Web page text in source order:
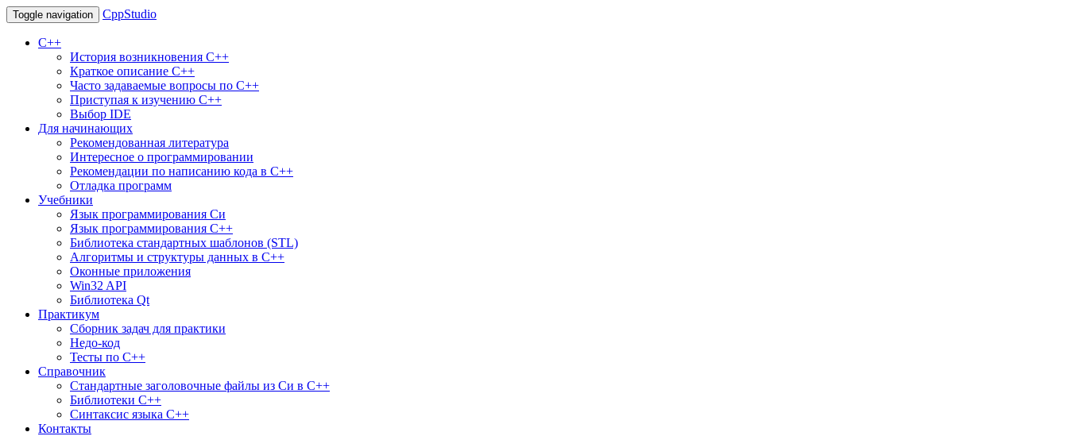
Toggle navigation CppStudio
С++
История возникновения C++
Краткое описание С++
Часто задаваемые вопросы по С++
Приступая к изучению C++
Выбор IDE
Для начинающих
Рекомендованная литература
Интересное о программировании
Рекомендации по написанию кода в C++
Отладка программ
Учебники
Язык программирования Си
Язык программирования С++
Библиотека стандартных шаблонов (STL)
Алгоритмы и структуры данных в С++
Оконные приложения
Win32 API
Библиотека Qt
Практикум
Сборник задач для практики
Недо-код
Тесты по С++
Справочник
Стандартные заголовочные файлы из Си в С++
Библиотеки С++
Синтаксис языка С++
Контакты